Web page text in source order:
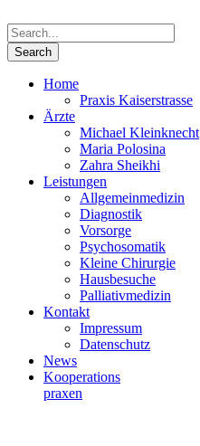
Home
Praxis Kaiserstrasse
Ärzte
Michael Kleinknecht
Maria Polosina
Zahra Sheikhi
Leistungen
Allgemeinmedizin
Diagnostik
Vorsorge
Psychosomatik
Kleine Chirurgie
Hausbesuche
Palliativmedizin
Kontakt
Impressum
Datenschutz
News
Kooperations­
praxen